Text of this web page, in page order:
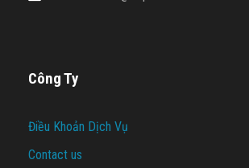
Công Ty
Điều Khoản Dịch Vụ
Contact us